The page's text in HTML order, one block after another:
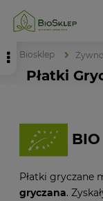
Biosklep
Płatki
Płatki gryczane
gryczana.